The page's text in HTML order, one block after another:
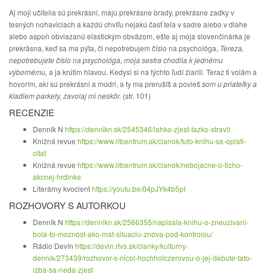
Aj moji učitelia sú prekrásni, majú prekrásne brady, prekrásne zadky v
tesných nohaviciach a každú chvíľu nejakú časť tela v sadre alebo v dlahe
alebo aspoň obviazanú elastickým obväzom, ešte aj moja slovenčinárka je
prekrásna, keď sa ma pýta, či nepotrebujem číslo na psychológa, Tereza,
nepotrebujete číslo na psychológa, moja sestra chodila k jednému
výbornému, a ja krútim hlavou. Kedysi si na týchto ľudí žiarlil. Teraz ti volám a
hovorím, akí sú prekrásni a múdri, a ty ma prerušíš a poviešsom u priateľky a
kladiem parkety, zavolaj mi neskôr. (str. 101)
RECENZIE
Denník N https://dennikn.sk/2545346/lahko-zjest-tazko-stravit
Knižná revue https://www.litcentrum.sk/clanok/tuto-knihu-sa-oplati-
citat
Knižná revue https://www.litcentrum.sk/clanok/nebojacne-o-ticho-
akcnej-hrdinke
Literárny kvocienthttps://youtu.be/04pJYk4b5pI
ROZHOVORY S AUTORKOU
Denník N https://dennikn.sk/2566355/napisala-knihu-o-zneuzivani-
bola-to-moznost-ako-mat-situaciu-znova-pod-kontrolou/
Rádio Devín https://devin.rtvs.sk/clanky/kulturny-
dennik/273439/rozhovor-s-nicol-hochholczerovou-o-jej-debute-tato-
izba-sa-neda-zjest